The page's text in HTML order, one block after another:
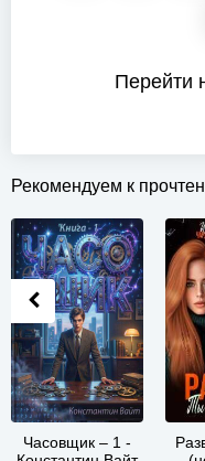
Перейти
Рекомендуем к
Часовщик – 1 -